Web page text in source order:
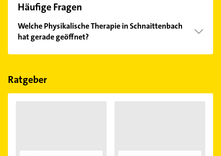
Häufige Fragen
Welche Physikalische Therapie in Schnaittenbach
hat gerade geöffnet?
Im Anbieter-Bereich finden Sie alleÖffnungszeiten.
Feiertagen abweichen können.
Ratgeber